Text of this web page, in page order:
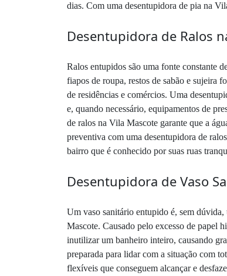
dias. Com uma desentupidora de pia na
Desentupidora de Ralos
Ralos entupidos são uma fonte constante
fiapos de roupa, restos de sabão e sujeira
de residências e comércios. Uma
e, quando necessário, equipamentos de
de ralos na Vila Mascote garante que a
preventiva com uma desentupidora de
bairro que é conhecido por suas ruas
Desentupidora de Vaso
Um vaso sanitário entupido é, sem dúvida,
Mascote. Causado pelo excesso de papel
inutilizar um banheiro inteiro, causando
preparada para lidar com a situação com
flexíveis que conseguem alcançar e